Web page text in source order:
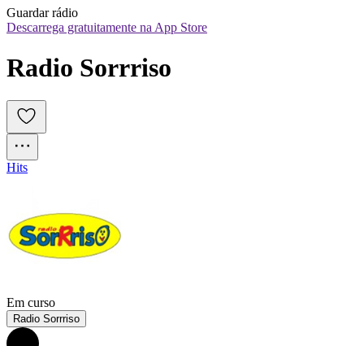
Guardar rádio
Descarrega gratuitamente na App Store
Radio Sorrriso
Hits
Em curso
Radio Sorrriso